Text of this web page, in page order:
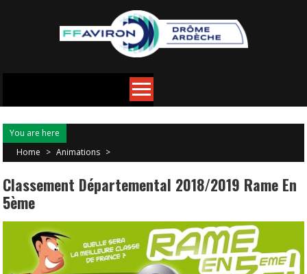
You are here
Home > Animations >
Classement Départemental 2018/2019 Rame En
5ème